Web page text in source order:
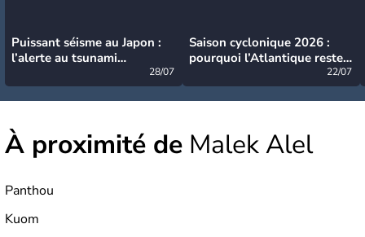
Puissant séisme au Japon :
l’alerte au tsunami
28/07
Saison cyclonique 2026 :
pourquoi l’Atlantique reste
22/07
À proximité de Malek Alel
Panthou
Kuom